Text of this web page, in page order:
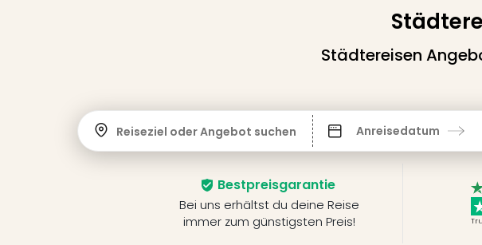
Städtereisen
Reiseziel oder Angebot suchen Anreisedatum
Bestpreisgarantie
Bei uns erhältst du deine Reise
immer zum günstigsten Preis!